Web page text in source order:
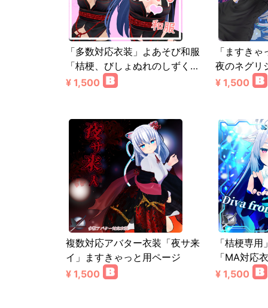
「多数対応衣装」よあそび和服
「桔梗、びしょぬれのしずく…
¥ 1,500
「ますき
夜のネグリ
¥ 1,500
複数対応アバター衣装「夜サ来
イ」ますきゃっと用ページ
¥ 1,500
「桔梗専
「MA対応
¥ 1,500